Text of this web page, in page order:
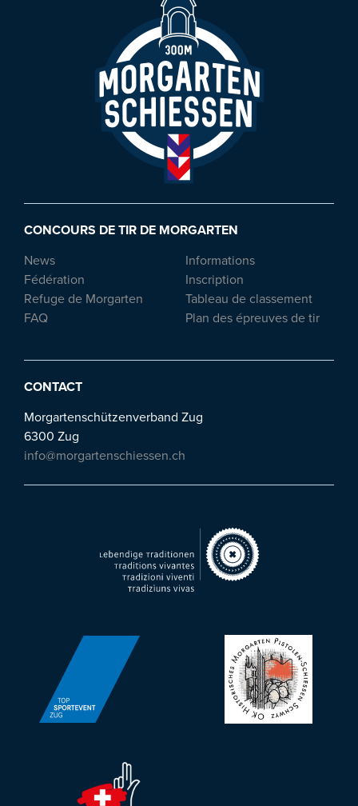
CONCOURS DE TIR DE MORGARTEN
News
Fédération
Refuge de Morgarten
FAQ
Informations
Inscription
Tableau de classement
Plan des épreuves de tir
CONTACT
Morgartenschützenverband Zug
6300 Zug
info@morgartenschiessen.ch